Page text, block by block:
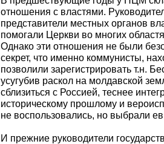
отношения с властями.
представители местных органов
помогали Церкви во многих
Однако эти отношения не были
секрет, что именно коммунисты,
позволили зарегистрировать т.н.
усугубив раскол на молдавской
сблизиться с Россией, теснее
историческому прошлому и
не воспользовались, но выбрали
И прежние руководители